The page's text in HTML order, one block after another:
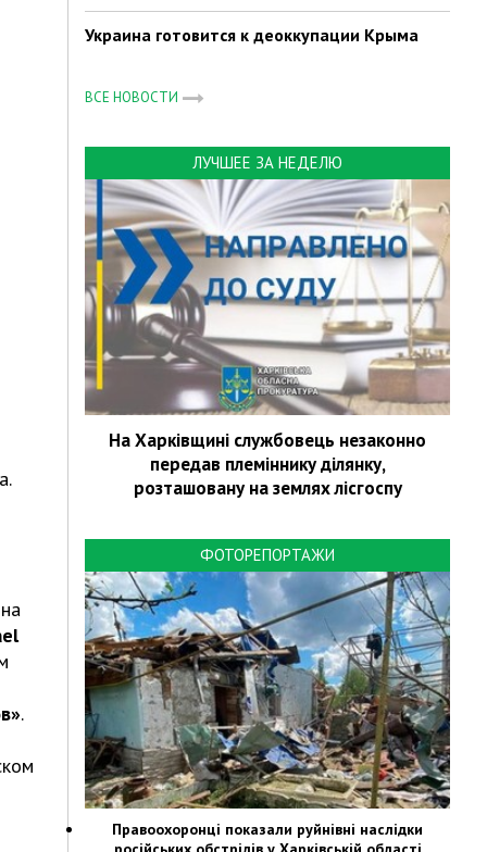
.
Украина готовится к деоккупации Крыма
ВСЕ НОВОСТИ
ЛУЧШЕЕ ЗА НЕДЕЛЮ
На Харківщині службовець незаконно
передав племіннику ділянку,
розташовану на землях лісгоспу
ФОТОРЕПОРТАЖИ
Правоохоронці показали руйнівні наслідки